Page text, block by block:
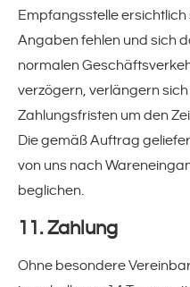
Empfangsstelle ersichtlich
Angaben fehlen und sich
normalen
verzögern, verlängern
Zahlungsfristen um den
Die gemäß Auftrag
von uns nach
beglichen.
11. Zahlung
Ohne besondere